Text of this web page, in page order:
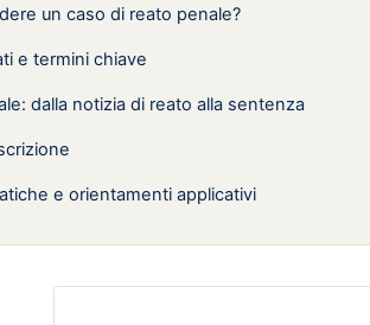
un caso di reato penale?
e termini chiave
dalla notizia di reato alla sentenza
e orientamenti applicativi